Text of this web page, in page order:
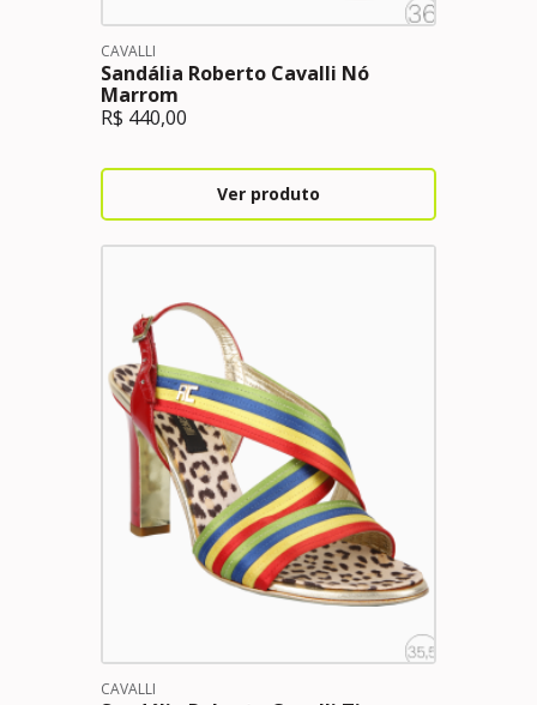
CAVALLI
Sandália Roberto Cavalli Nó
Marrom
R$ 440,00
Ver produto
CAVALLI